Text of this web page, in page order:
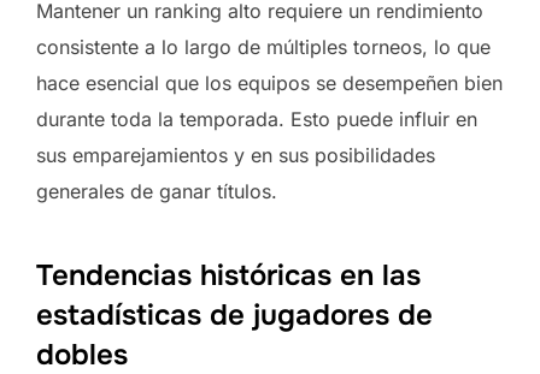
Mantener un ranking alto requiere un rendimiento
consistente a lo largo de múltiples torneos, lo que
hace esencial que los equipos se desempeñen bien
durante toda la temporada. Esto puede influir en
sus emparejamientos y en sus posibilidades
generales de ganar títulos.
Tendencias históricas en las
estadísticas de jugadores de
dobles